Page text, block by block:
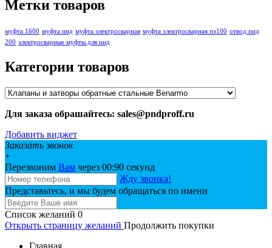
Метки товаров
муфта 1600 муфта пнд муфта электросварная муфта электросварная пэ100 отвод пнд
200 электросварные муфты для пнд
Категории товаров
Для заказа обрашайтесь: sales@pndproff.ru
Добавить виджет
Заказать звонок
+
Перезвоним Вам через 00:90 секунд
Жду звонка!
Представьтесь, и мы будем обращаться по имени
Список желаний 0
Открыть страницу желаний Продолжить покупки